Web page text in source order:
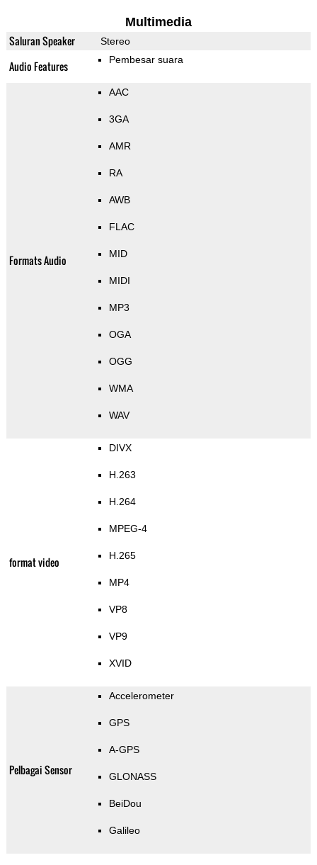
Multimedia
Saluran Speaker Stereo
Audio Features Pembesar suara
Formats Audio
AAC
3GA
AMR
RA
AWB
FLAC
MID
MIDI
MP3
OGA
OGG
WMA
WAV
format video
DIVX
H.263
H.264
MPEG-4
H.265
MP4
VP8
VP9
XVID
Pelbagai Sensor
Accelerometer
GPS
A-GPS
GLONASS
BeiDou
Galileo